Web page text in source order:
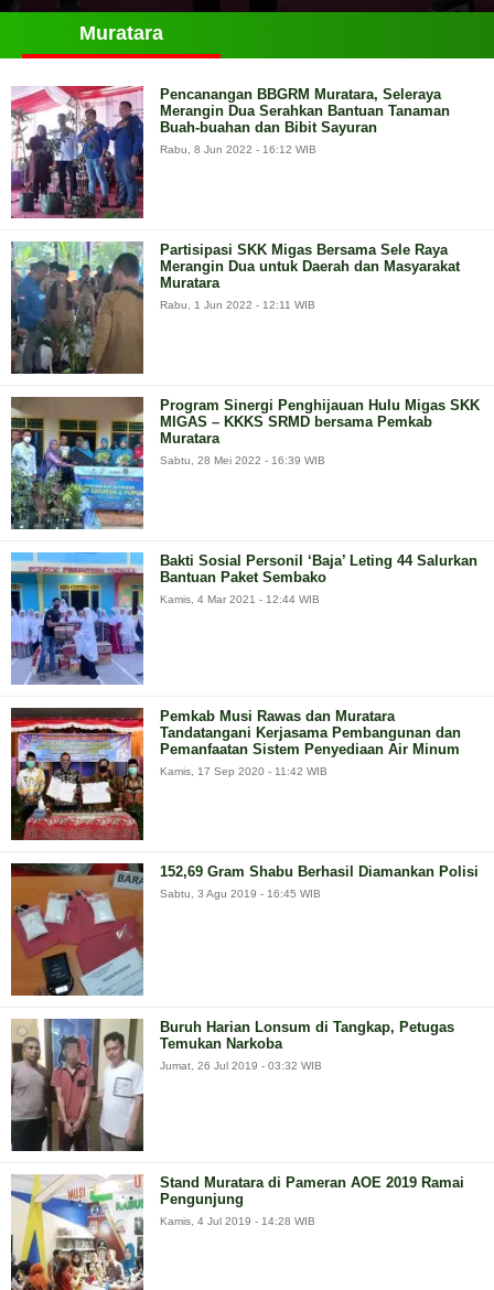
Muratara
Pencanangan BBGRM Muratara, Seleraya
Merangin Dua Serahkan Bantuan Tanaman
Buah-buahan dan Bibit Sayuran
Rabu, 8 Jun 2022 - 16:12 WIB
Partisipasi SKK Migas Bersama Sele Raya
Merangin Dua untuk Daerah dan Masyarakat
Muratara
Rabu, 1 Jun 2022 - 12:11 WIB
Program Sinergi Penghijauan Hulu Migas SKK
MIGAS – KKKS SRMD bersama Pemkab
Muratara
Sabtu, 28 Mei 2022 - 16:39 WIB
Bakti Sosial Personil ‘Baja’ Leting 44 Salurkan
Bantuan Paket Sembako
Kamis, 4 Mar 2021 - 12:44 WIB
Pemkab Musi Rawas dan Muratara
Tandatangani Kerjasama Pembangunan dan
Pemanfaatan Sistem Penyediaan Air Minum
Kamis, 17 Sep 2020 - 11:42 WIB
152,69 Gram Shabu Berhasil Diamankan Polisi
Sabtu, 3 Agu 2019 - 16:45 WIB
Buruh Harian Lonsum di Tangkap, Petugas
Temukan Narkoba
Jumat, 26 Jul 2019 - 03:32 WIB
Stand Muratara di Pameran AOE 2019 Ramai
Pengunjung
Kamis, 4 Jul 2019 - 14:28 WIB